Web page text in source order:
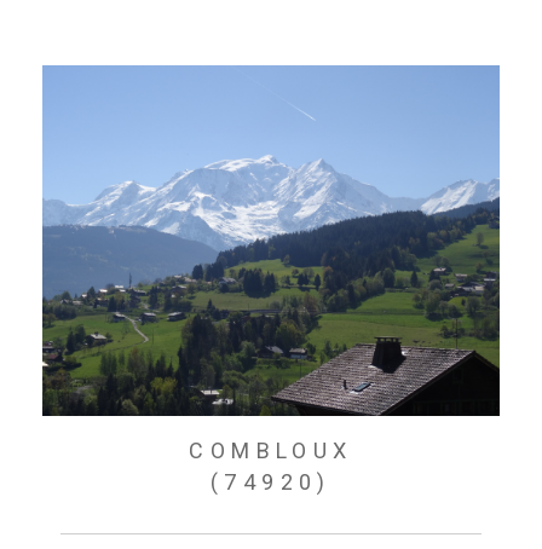
COMBLOUX
(74920)